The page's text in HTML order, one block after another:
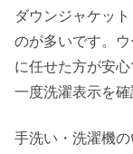
ダウンジャケッ
のが多いです。
に任せた方が安
一度洗濯表示を確
手洗い・洗濯機